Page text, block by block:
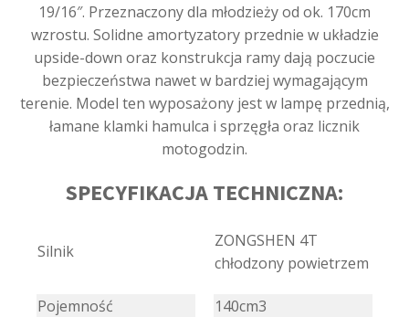
19/16″. Przeznaczony dla młodzieży od ok. 170cm
wzrostu. Solidne amortyzatory przednie w układzie
upside-down oraz konstrukcja ramy dają poczucie
bezpieczeństwa nawet w bardziej wymagającym
terenie. Model ten wyposażony jest w lampę przednią,
łamane klamki hamulca i sprzęgła oraz licznik
motogodzin.
SPECYFIKACJA TECHNICZNA:
Silnik
ZONGSHEN 4T
chłodzony powietrzem
Pojemność 140cm3